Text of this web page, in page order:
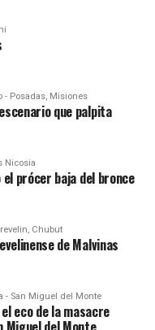
- Posadas, Misiones
que palpita
Nicosia
prócer baja del bronce
Chubut
de Malvinas
- San Miguel del Monte
eco de la masacre